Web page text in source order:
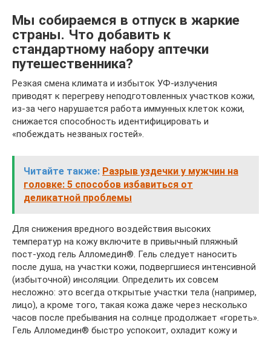
Мы собираемся в отпуск в жаркие
страны. Что добавить к
стандартному набору аптечки
путешественника?
Резкая смена климата и избыток УФ-излучения
приводят к перегреву неподготовленных участков кожи,
из‑за чего нарушается работа иммунных клеток кожи,
снижается способность идентифицировать и
«побеждать незваных гостей».
Читайте также: Разрыв уздечки у мужчин на
головке: 5 способов избавиться от
деликатной проблемы
Для снижения вредного воздействия высоких
температур на кожу включите в привычный пляжный
пост-уход гель Алломедин®. Гель следует наносить
после душа, на участки кожи, подвергшиеся интенсивной
(избыточной) инсоляции. Определить их совсем
несложно: это всегда открытые участки тела (например,
лицо), а кроме того, такая кожа даже через несколько
часов после пребывания на солнце продолжает «гореть».
Гель Алломедин® быстро успокоит, охладит кожу и